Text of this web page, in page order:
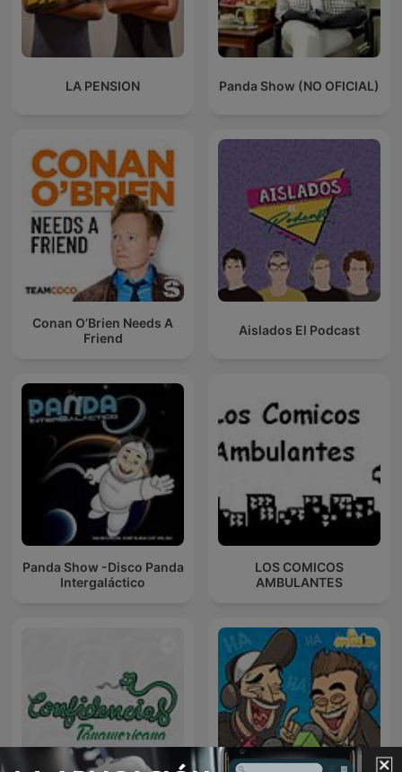
LA PENSION Panda Show (NO OFICIAL)
Conan O’Brien Needs A
Friend
Aislados El Podcast
Panda Show -Disco Panda
Intergaláctico
LOS COMICOS
AMBULANTES